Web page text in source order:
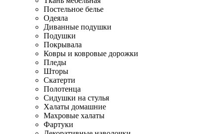
Постельное белье
Одеяла
Диванные подушки
Подушки
Покрывала
Ковры и ковровые дорожки
Пледы
Шторы
Скатерти
Полотенца
Сидушки на стулья
Халаты домашние
Махровые халаты
Фартуки